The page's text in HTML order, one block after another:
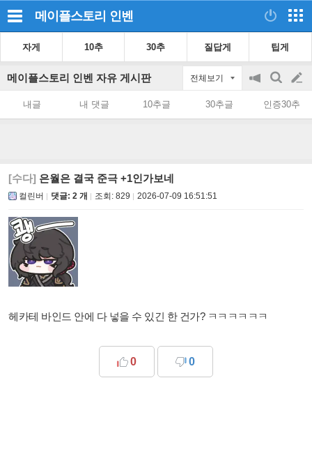
메이플스토리 인벤
자게 10추 30추 질답게 팁게
메이플스토리 인벤 자유 게시판 전체보기
공
on/off
검
색
글
쓰
내글 내 댓글 10추글 30추글 인증30추
[수다] 은월은 결국 준극 +1인가보네
컬린버 댓글: 2 개 조회: 829 2026-07-09 16:51:51
헤카테 바인드 안에 다 넣을 수 있긴 한 건가? ㅋㅋㅋㅋㅋㅋ
0 0